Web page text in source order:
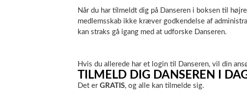
Når du har tilmeldt dig på Danseren i boksen til
medlemsskab ikke kræver godkendelse af
kan straks gå igang med at udforske Danseren.
Hvis du allerede har et login til Danseren, vil din
TILMELD DIG DANSEREN I
Det er GRATIS, og alle kan tilmelde sig.